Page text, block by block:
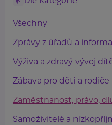
Všechny
Zprávy z úřadů a
Výživa a zdravý vývoj
Zábava pro děti a rodiče
Zaměstnanost, právo,
Samoživitelé a